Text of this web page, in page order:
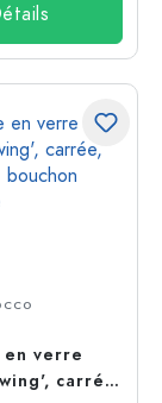
verre
carrée,